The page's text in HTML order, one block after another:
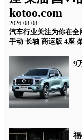
kotoo.com
2026-08-08
汽车行业关注为你在全
手动 长轴 商运版 4座
9